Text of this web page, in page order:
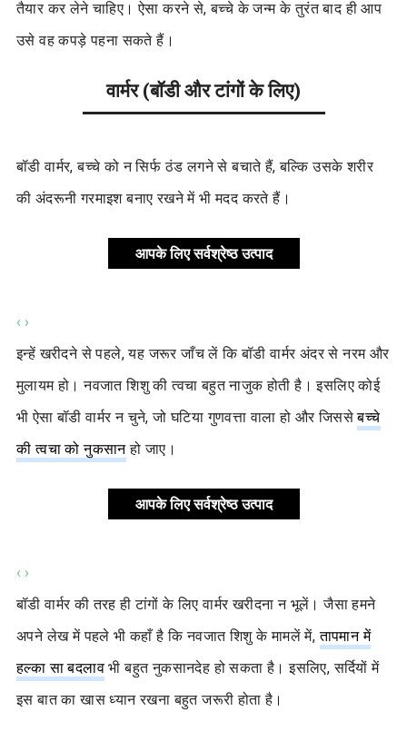
तैयार कर लेने चाहिए। ऐसा करने से, बच्चे के जन्म के तुरंत बाद ही आप
उसे वह कपड़े पहना सकते हैं।
वार्मर (बॉडी और टांगों के लिए)
बॉडी वार्मर, बच्चे को न सिर्फ ठंड लगने से बचाते हैं, बल्कि उसके शरीर
की अंदरूनी गरमाइश बनाए रखने में भी मदद करते हैं।
आपके लिए सर्वश्रेष्ठ उत्पाद
‹ ›
इन्हें खरीदने से पहले, यह जरूर जाँच लें कि बॉडी वार्मर अंदर से नरम और
मुलायम हो। नवजात शिशु की त्वचा बहुत नाजुक होती है। इसलिए कोई
भी ऐसा बॉडी वार्मर न चुने, जो घटिया गुणवत्ता वाला हो और जिससेबच्चे
की त्वचा को नुकसानहो जाए।
आपके लिए सर्वश्रेष्ठ उत्पाद
‹ ›
बॉडी वार्मर की तरह ही टांगों के लिए वार्मर खरीदना न भूलें। जैसा हमने
अपने लेख में पहले भी कहाँ है कि नवजात शिशु के मामलें में,तापमान में
हल्का सा बदलाव भी बहुत नुकसानदेह हो सकता है। इसलिए, सर्दियों में
इस बात का खास ध्यान रखना बहुत जरूरी होता है।